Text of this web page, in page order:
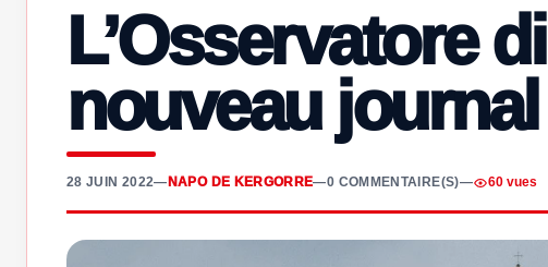
L’Osservatore
nouveau
28 JUIN 2022— NAPO DE KERGORRE—0 COMMENTAIRE(S)— 60 vues